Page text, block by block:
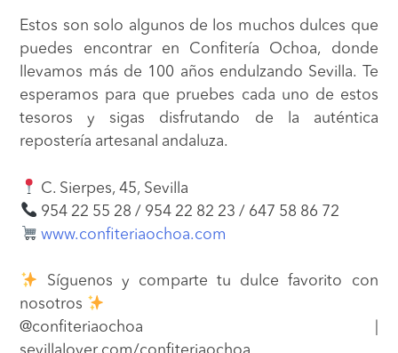
Estos son solo algunos de los muchos dulces que
puedes encontrar en Confitería Ochoa, donde
llevamos más de 100 años endulzando Sevilla. Te
esperamos para que pruebes cada uno de estos
tesoros y sigas disfrutando de la auténtica
repostería artesanal andaluza.
C. Sierpes, 45, Sevilla
954 22 55 28 / 954 22 82 23 / 647 58 86 72
www.confiteriaochoa.com
Síguenos y comparte tu dulce favorito con
nosotros
@confiteriaochoa |